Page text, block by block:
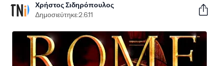
Χρήστος Σιδηρόπουλος
Δημοσιεύτηκε:2.6.11